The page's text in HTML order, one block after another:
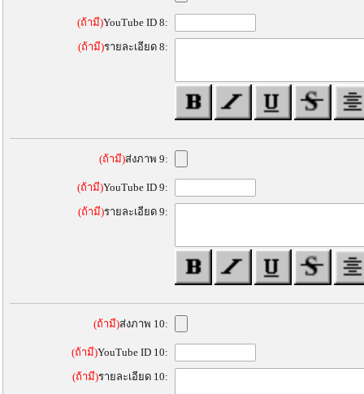
(ถ้ามี)YouTube ID 8:
(ถ้ามี)รายละเอียด 8:
(ถ้ามี)ส่งภาพ 9:
(ถ้ามี)YouTube ID 9:
(ถ้ามี)รายละเอียด 9:
(ถ้ามี)ส่งภาพ 10:
(ถ้ามี)YouTube ID 10:
(ถ้ามี)รายละเอียด 10: